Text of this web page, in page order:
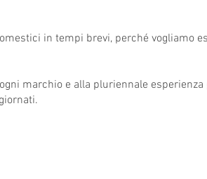
in tempi brevi, perché vogliamo
marchio e alla pluriennale